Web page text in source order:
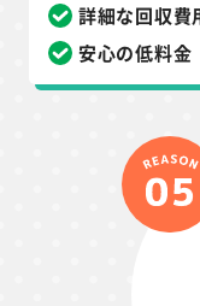
詳細な回収費
安心の低料金